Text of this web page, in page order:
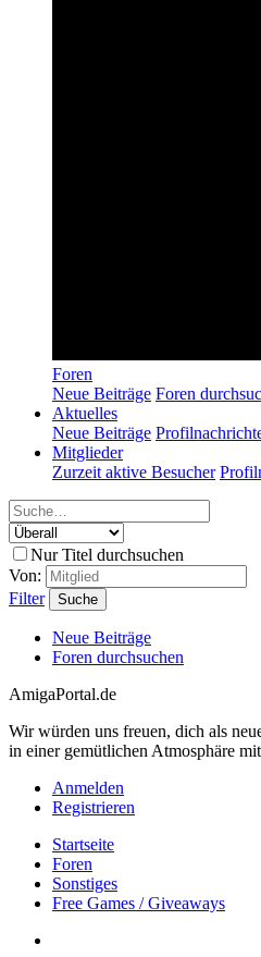
Foren
Neue Beiträge Foren
Aktuelles
Neue Beiträge
Mitglieder
Zurzeit aktive Besucher
Nur Titel durchsuchen
Von:
Filter
Suche
Neue Beiträge
Foren durchsuchen
AmigaPortal.de
Wir würden uns freuen, dich als
in einer gemütlichen Atmosphäre
Anmelden
Registrieren
Startseite
Foren
Sonstiges
Free Games / Giveaways